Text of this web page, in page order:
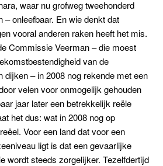
waar nu grofweg tweehonderd
– onleefbaar. En wie denkt dat
vooral anderen raken heeft het mis.
Commissie Veerman – die moest
van de
dijken – in 2008 nog rekende met een
velen voor onmogelijk gehouden
jaar later een betrekkelijk reële
het dus: wat in 2008 nog op
Voor een land dat voor een
ligt is dat een gevaarlijke
wordt steeds zorgelijker. Tezelfdertijd